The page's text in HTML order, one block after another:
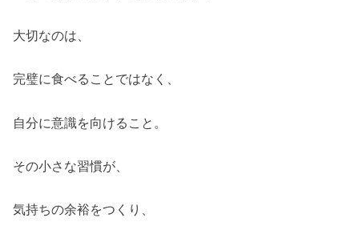
大切なのは、
完璧に食べることではなく、
自分に意識を向けること。
その小さな習慣が、
気持ちの余裕をつくり、